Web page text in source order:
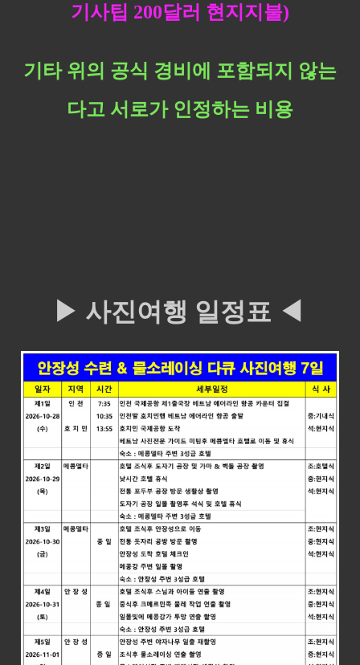
기사팁 200달러 현지지불)
기타 위의 공식 경비에 포함되지 않는
다고 서로가 인정하는 비용​
▶ 사진여행 일정표 ◀